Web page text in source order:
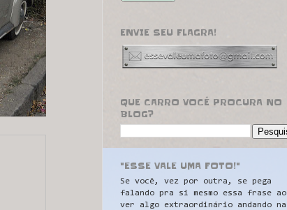
ENVIE SEU FLAGRA!
QUE CARRO VOCÊ PROCURA NO
BLOG?
"ESSE VALE UMA FOTO!"
Se você, vez por outra, se pega
falando pra si mesmo essa frase ao
ver algo extraordinário andando na